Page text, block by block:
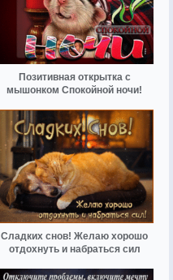
Позитивная открытка с
мышонком Спокойной ночи!
Сладких снов! Желаю хорошо
отдохнуть и набраться сил